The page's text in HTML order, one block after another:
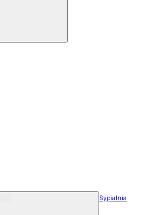
Sypialnia